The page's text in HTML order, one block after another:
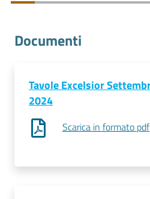
Tutelare
Consumatore
Documenti
Tavole Excelsior
2024
Scarica in formato pdf